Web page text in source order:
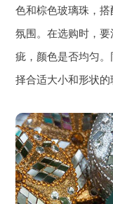
色和棕色玻璃珠，
氛围。在选购时，
疵，颜色是否均匀
择合适大小和形状的